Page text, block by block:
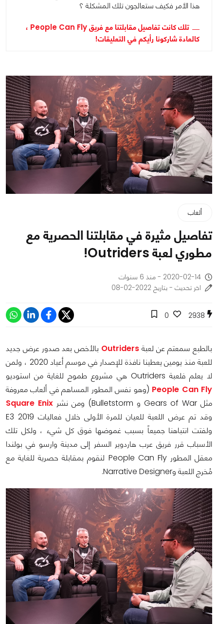
هذا الأمر فكيف ستعالجون تلك المشكلة ؟
تلك كانت تفاصيل مقابلتنا مع فريق People Can Fly ،
كالعادة شاركونا رأيكم في التعليقات!
ألعاب
تفاصيل مثيرة في مقابلتنا الحصرية مع
مطوري لعبة Outriders!
2020-02-14 - منذ 6 سنوات
اخر تحديث - بتاريخ 2022-02-08
2938
0
بالطبع سمعتم عن لعبة Outriders بالأخص بعد صدور عرض جديد
للعبة منذ يومين يعطينا نافذة للإصدار في موسم أعياد 2020 ، ولمن
لا يعلم فلعبة Outriders هي مشروع طموح للغاية من استوديو
People Can Fly (وهو نفس المطور المساهم في ألعاب معروفة
مثل Gears of War و Bulletstorm) ومن نشر
Square Enix
وقد تم عرض اللعبة للعيان للمرة الأولى خلال فعاليات E3 2019
ولفتت انتباهنا جميعاً بسبب غموضها فوق كل شيء ، ولكل تلك
الأسباب قرر فريق عرب هاردوير السفر إلى مدينة وارسو في بولندا
معقل المطور People Can Fly لنقوم بمقابلة حصرية للغاية مع
مُخرج اللعبة وNarrative Designer.